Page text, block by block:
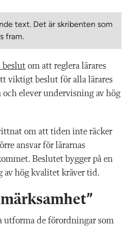
text. Det är skribenten som
fram.
beslut om att reglera lärares
viktigt beslut för alla lärares
elever undervisning av hög
om att tiden inte räcker
ansvar för lärarnas
Beslutet bygger på en
hög kvalitet kräver tid.
utforma de förordningar som